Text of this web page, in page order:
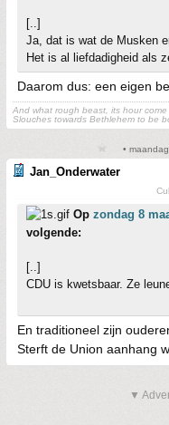
[..]
Ja, dat is wat de Musken
Het is al liefdadigheid als
Daarom dus: een eigen
And what rough beast, its hour come
Slouches towards Bethlehem to be
•
Jan_Onderwater
Op zondag 8
volgende:
[..]
CDU is kwetsbaar. Ze
En traditioneel zijn
Sterft de Union aanhang
▼